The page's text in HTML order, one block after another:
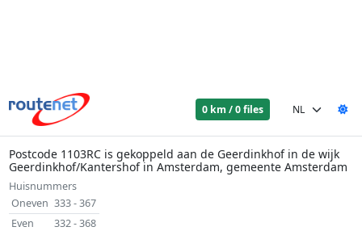
0 km / 0 files
Postcode 1103RC is gekoppeld aan de Geerdinkhof in de wijk
Geerdinkhof/Kantershof in Amsterdam, gemeente Amsterdam
Huisnummers
Oneven 333 - 367
Even
332 - 368